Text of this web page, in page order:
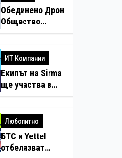
Обединено Дрон
Общество
разкритикува по-
минимални
санкции за
нарушения с
дронове
ИТ Компании
Екипът на Sirma
ще участва в
създаването на
стандарти за
навлизане на
изкуствен
интелект в
Любопитно
БТС и Yettel
отбелязват